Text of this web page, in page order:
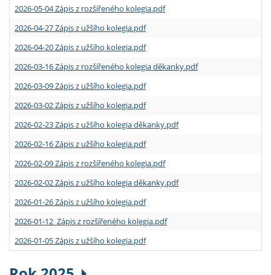
2026-05-04 Zápis z rozšířeného kolegia.pdf
2026-04-27 Zápis z užšího kolegia.pdf
2026-04-20 Zápis z užšího kolegia.pdf
2026-03-16 Zápis z rozšířeného kolegia děkanky.pdf
2026-03-09 Zápis z užšího kolegia.pdf
2026-03-02 Zápis z užšího kolegia.pdf
2026-02-23 Zápis z užšího kolegia děkanky.pdf
2026-02-16 Zápis z užšího kolegia.pdf
2026-02-09 Zápis z rozšířeného kolegia.pdf
2026-02-02 Zápis z užšího kolegia děkanky.pdf
2026-01-26 Zápis z užšího kolegia.pdf
2026-01-12 Zápis z rozšířeného kolegia.pdf
2026-01-05 Zápis z užšího kolegia.pdf